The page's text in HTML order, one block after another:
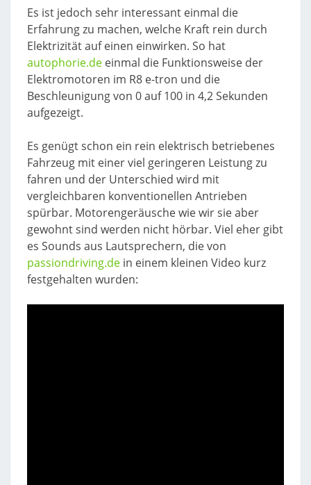
Es ist jedoch sehr interessant einmal die
Erfahrung zu machen, welche Kraft rein durch
Elektrizität auf einen einwirken. So hat
autophorie.de einmal die Funktionsweise der
Elektromotoren im R8 e-tron und die
Beschleunigung von 0 auf 100 in 4,2 Sekunden
aufgezeigt.
Es genügt schon ein rein elektrisch betriebenes
Fahrzeug mit einer viel geringeren Leistung zu
fahren und der Unterschied wird mit
vergleichbaren konventionellen Antrieben
spürbar. Motorengeräusche wie wir sie aber
gewohnt sind werden nicht hörbar. Viel eher gibt
es Sounds aus Lautsprechern, die von
passiondriving.de in einem kleinen Video kurz
festgehalten wurden: